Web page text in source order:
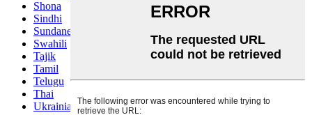
Shona
Sindhi
Sundanese
Swahili
Tajik
Tamil
Telugu
Thai
Ukrainian